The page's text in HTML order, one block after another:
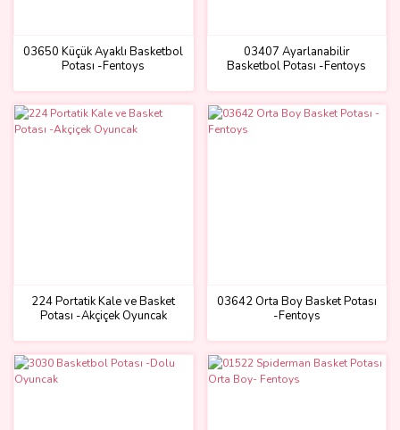
03650 Küçük Ayaklı Basketbol
Potası -Fentoys
03407 Ayarlanabilir
Basketbol Potası -Fentoys
224 Portatik Kale ve Basket
Potası -Akçiçek Oyuncak
03642 Orta Boy Basket Potası
-Fentoys